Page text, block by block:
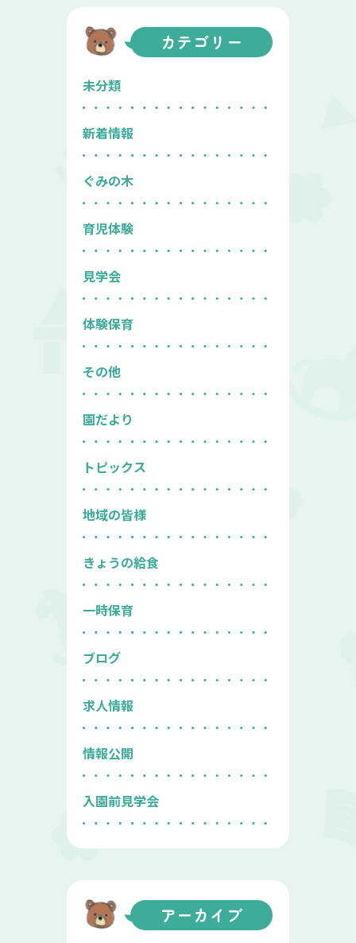
カテゴリー
未分類
新着情報
ぐみの木
育児体験
見学会
体験保育
その他
園だより
トピックス
地域の皆様
きょうの給食
一時保育
ブログ
求人情報
情報公開
入園前見学会
アーカイブ